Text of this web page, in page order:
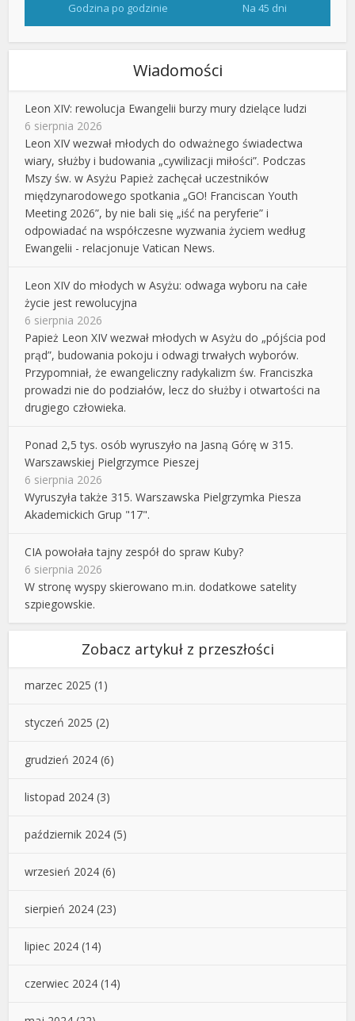
Godzina po godzinie Na 45 dni
Wiadomości
Leon XIV: rewolucja Ewangelii burzy mury dzielące ludzi
6 sierpnia 2026
Leon XIV wezwał młodych do odważnego świadectwa
wiary, służby i budowania „cywilizacji miłości”. Podczas
Mszy św. w Asyżu Papież zachęcał uczestników
międzynarodowego spotkania „GO! Franciscan Youth
Meeting 2026”, by nie bali się „iść na peryferie” i
odpowiadać na współczesne wyzwania życiem według
Ewangelii - relacjonuje Vatican News.
Leon XIV do młodych w Asyżu: odwaga wyboru na całe
życie jest rewolucyjna
6 sierpnia 2026
Papież Leon XIV wezwał młodych w Asyżu do „pójścia pod
prąd”, budowania pokoju i odwagi trwałych wyborów.
Przypomniał, że ewangeliczny radykalizm św. Franciszka
prowadzi nie do podziałów, lecz do służby i otwartości na
drugiego człowieka.
Ponad 2,5 tys. osób wyruszyło na Jasną Górę w 315.
Warszawskiej Pielgrzymce Pieszej
6 sierpnia 2026
Wyruszyła także 315. Warszawska Pielgrzymka Piesza
Akademickich Grup "17".
CIA powołała tajny zespół do spraw Kuby?
6 sierpnia 2026
W stronę wyspy skierowano m.in. dodatkowe satelity
szpiegowskie.
Zobacz artykuł z przeszłości
marzec 2025 (1)
styczeń 2025 (2)
grudzień 2024 (6)
listopad 2024 (3)
październik 2024 (5)
wrzesień 2024 (6)
sierpień 2024 (23)
lipiec 2024 (14)
czerwiec 2024 (14)